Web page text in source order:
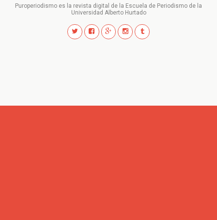
Puroperiodismo es la revista digital de la Escuela de Periodismo de la
Universidad Alberto Hurtado